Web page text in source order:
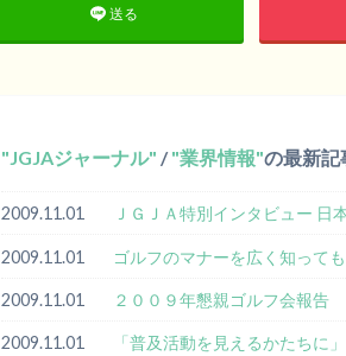
送る
JGJAジャーナル / 業界情報 の最新記
2009.11.01 ＪＧＪＡ特別インタビュー
2009.11.01 ゴルフのマナーを広く知って
2009.11.01 ２００９年懇親ゴルフ会報告
2009.11.01
「普及活動を見えるかたちに